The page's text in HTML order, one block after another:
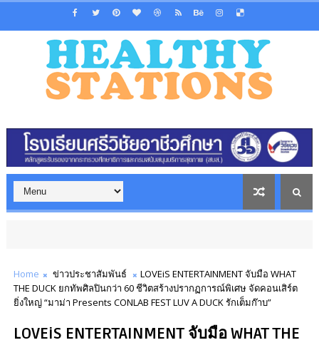
Home ข่าวประชาสัมพันธ์
LOVEiS ENTERTAINMENT จับมือ WHAT
THE DUCK ยกทัพศิลปินกว่า 60 ชีวิตสร้างปรากฏการณ์พิเศษ จัดคอนเสิร์ต
ยิ่งใหญ่ “มาม่า Presents CONLAB FEST LUV A DUCK รักเต็มก๊าบ”
LOVEiS ENTERTAINMENT จับมือ WHAT THE